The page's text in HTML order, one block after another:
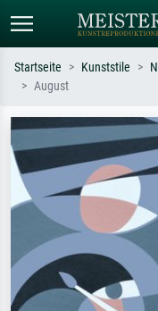
Suchen Sie nach Künstlern,
oder Stilen – z.B.
Sternennacht,
Hokusai, Akt.
Startseite Kunststile
August